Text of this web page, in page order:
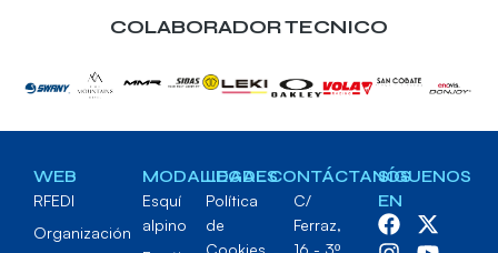
COLABORADOR TECNICO
WEB
RFEDI
Organización
MODALIDADES
Esquí
alpino
LEGAL
Política
de
Cookies
CONTÁCTANOS
C/
Ferraz,
16 - 3º
SÍGUENOS
EN